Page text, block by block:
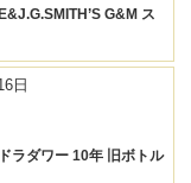
G&M ス
日
ラダワー 10年 旧ボトル